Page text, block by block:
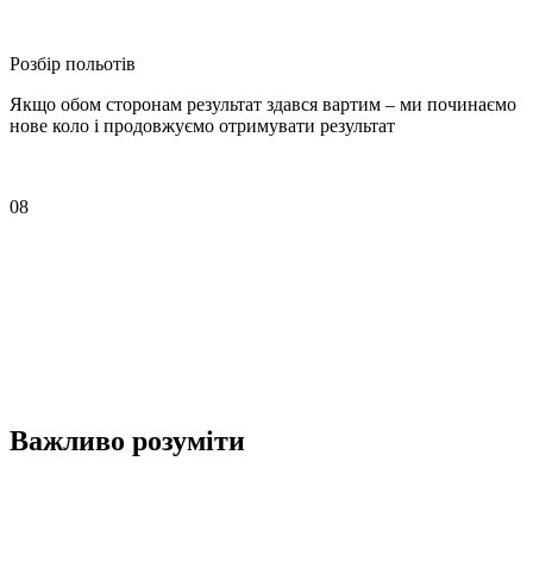
Розбір польотів
Якщо обом сторонам результат здався вартим – ми починаємо
нове коло і продовжуємо отримувати результат
08
Важливо розуміти